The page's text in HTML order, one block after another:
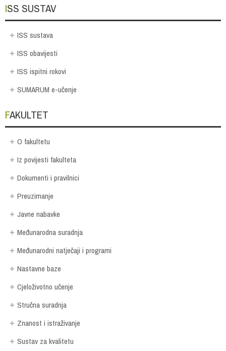
ISS SUSTAV
ISS sustava
ISS obavijesti
ISS ispitni rokovi
SUMARUM e-učenje
FAKULTET
O fakultetu
Iz povijesti fakulteta
Dokumenti i pravilnici
Preuzimanje
Javne nabavke
Međunarodna suradnja
Međunarodni natječaji i programi
Nastavne baze
Cjeloživotno učenje
Stručna suradnja
Znanost i istraživanje
Sustav za kvalitetu